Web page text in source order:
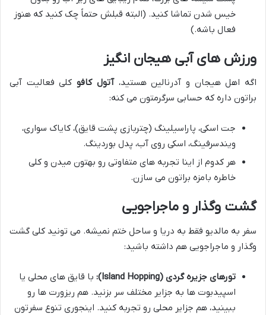
خیس شدن تماشا کنید. (البته قبلش حتماً چک کنید که هنوز
فعال باشه.)
ورزش های آبی هیجان انگیز
اگه اهل هیجان و آدرنالین هستید،آتول کافوکلی فعالیت آبی
براتون داره که حسابی سرگرمتون می کنه:
جت اسکی، پاراسیلینگ (چتربازی پشت قایق)، کایاک سواری،
ویندسرفینگ، اسکی روی آب، پدل بوردینگ.
هر کدوم از اینا تجربه های متفاوتی رو بهتون میدن و کلی
خاطره بامزه براتون می سازن.
گشت وگذار و ماجراجویی
سفر به مالدیو فقط به دریا و ساحل ختم نمیشه. می تونید کلی گشت
وگذار و ماجراجویی هم داشته باشید:
تورهای جزیره گردی (Island Hopping):
با قایق های محلی یا
اسپیدبوت ها به جزایر مختلف سر بزنید. هم ریزورت ها رو
ببینید، هم جزایر محلی رو تجربه کنید. اینجوری تنوع سفرتون